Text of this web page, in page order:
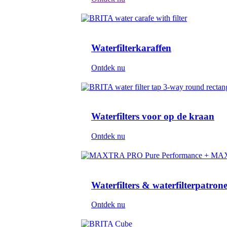
Waterfilterkaraffen
Ontdek nu
Waterfilters voor op de kraan
Ontdek nu
Waterfilters &
Ontdek nu